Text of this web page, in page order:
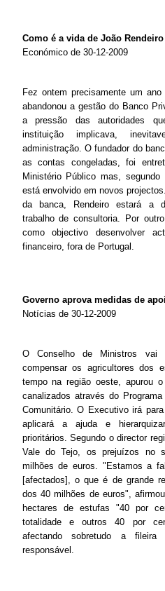
Como é a vida de João
Económico de 30-12-2009
Fez ontem precisamente um
abandonou a gestão do Banco
a pressão das autoridades
instituição implicava,
administração. O fundador do
as contas congeladas, foi
Ministério Público mas,
está envolvido em novos
da banca, Rendeiro estará a
trabalho de consultoria. Por
como objectivo desenvolver
financeiro, fora de Portugal.
Governo aprova medidas de
Notícias de 30-12-2009
O Conselho de Ministros vai
compensar os agricultores dos
tempo na região oeste, apurou
canalizados através do
Comunitário. O Executivo irá
aplicará a ajuda e
prioritários. Segundo o director
Vale do Tejo, os prejuízos no
milhões de euros. "Estamos a
[afectados], o que é de grande
dos 40 milhões de euros",
hectares de estufas "40 por
totalidade e outros 40 por
afectando sobretudo a
responsável.